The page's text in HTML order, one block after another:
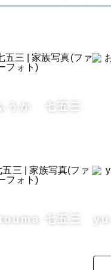
うか 七五三
七五三